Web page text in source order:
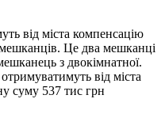
від міста компенсацію
Це два мешканці
з двокімнатної.
від міста
суму 537 тис грн